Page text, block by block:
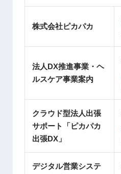
株式会社ピカパカ
法人DX推進事業・ヘ
ルスケア事業案内
クラウド型法人出張
サポート「ピカパカ
出張DX」
デジタル営業システ